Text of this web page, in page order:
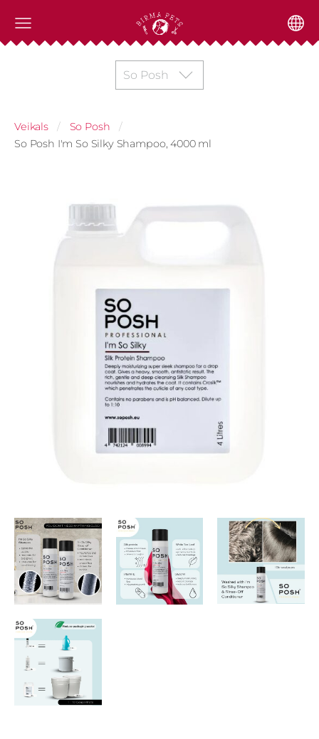
So Posh
Veikals
So Posh
So Posh I'm So Silky Shampoo, 4000 ml